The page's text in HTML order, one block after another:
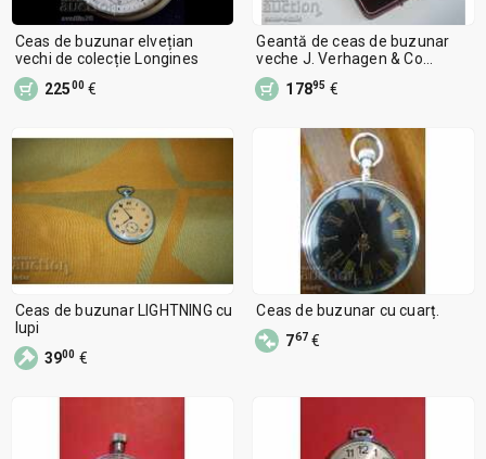
Ceas de buzunar elvețian
vechi de colecție Longines
22500€
Geantă de ceas de buzunar
veche J. Verhagen & Co
Germania
17895 €
Ceas de buzunar LIGHTNING cu
lupi
3900 €
Ceas de buzunar cu cuarț.
767 €